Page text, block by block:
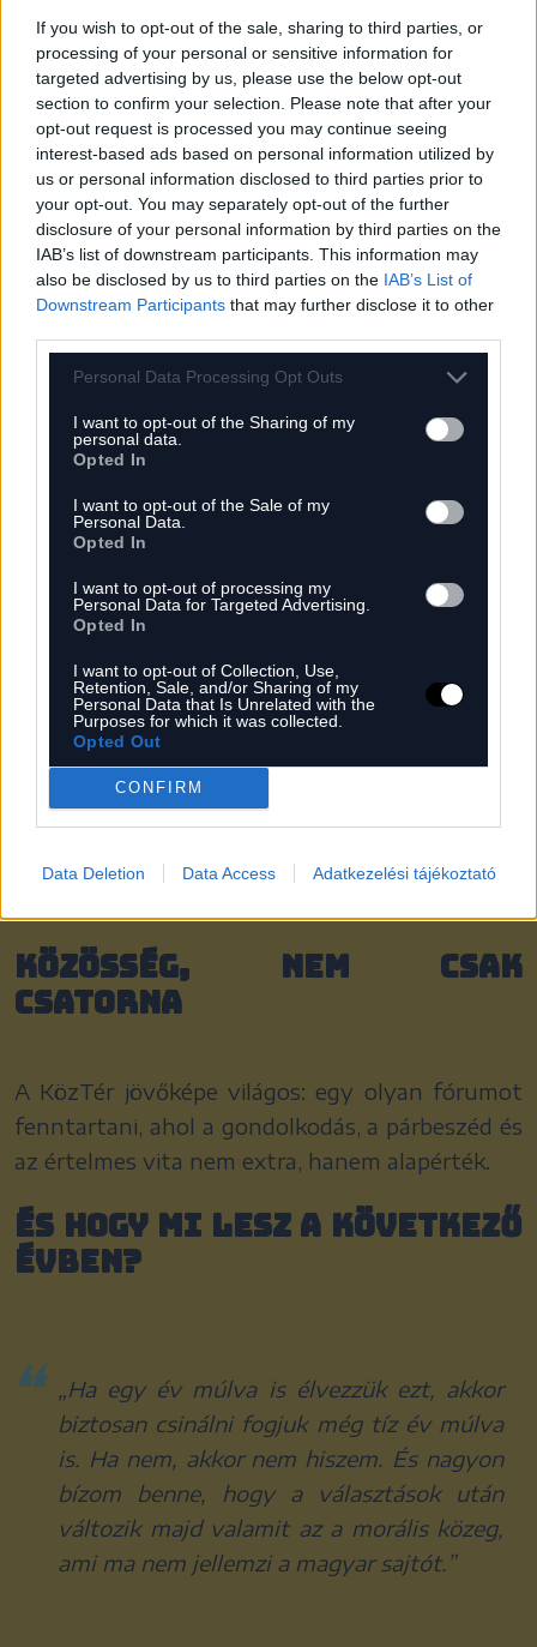
If you wish to opt-out of the sale, sharing to third parties, or
processing of your personal or sensitive information for
targeted advertising by us, please use the below opt-out
section to confirm your selection. Please note that after your
opt-out request is processed you may continue seeing
interest-based ads based on personal information utilized by
us or personal information disclosed to third parties prior to
your opt-out. You may separately opt-out of the further
disclosure of your personal information by third parties on the
IAB’s list of downstream participants. This information may
also be disclosed by us to third parties on the IAB’s List of
Downstream Participants that may further disclose it to other
Personal Data Processing Opt Outs
I want to opt-out of the Sharing of my
personal data.
Opted In
I want to opt-out of the Sale of my
Personal Data.
Opted In
I want to opt-out of processing my
Personal Data for Targeted Advertising.
Opted In
I want to opt-out of Collection, Use,
Retention, Sale, and/or Sharing of my
Personal Data that Is Unrelated with the
Purposes for which it was collected.
Opted Out
CONFIRM
Data Deletion Data Access Adatkezelési tájékoztató
„Szerintem arra van nyitottság, hogy ne
köpködjünk, ne akarjunk mindenbe
politikát belelátni, meg pláne hülyeséget,
hanem maradjunk középen, mint kis pro
magyar gondolkodású hazaszeretők.”
Tartalom, ami túlmutat a
trendeken
A népszerűbb vendégek közé tartozott Lovasi
András, Vona Gábor, Schiffer András, Beck Zoli,
de Németh Szilárd is – és ezek az interjúk rendre
ha valódi válaszokra vagyunk kíváncsiak.
A csatorna fókuszában azonban nem csak az
interjúk állnak: dokumentumfilmek is készültek
olyan mély társadalmi témákról, mint a
meddőség, eutanázia, örökbefogadás vagy a
vasárnapi boltzár – ezek a filmek nemcsak
informálnak, hanem gyakran éles vitákat
indítanak, és gondolkodásra ösztönöznek olyan
Közösség, nem csak
csatorna
A KözTér jövőképe világos: egy olyan fórumot
fenntartani, ahol a gondolkodás, a párbeszéd és
az értelmes vita nem extra, hanem alapérték.
És hogy mi lesz a következő
évben?
„Ha egy év múlva is élvezzük ezt, akkor
biztosan csinálni fogjuk még tíz év múlva
is. Ha nem, akkor nem hiszem. És nagyon
bízom benne, hogy a választások után
változik majd valamit az a morális közeg,
ami ma nem jellemzi a magyar sajtót.”